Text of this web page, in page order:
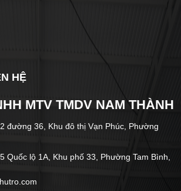
HỆ
MTV TMDV NAM THÀNH
đường 36, Khu đô thị Vạn Phúc, Phường
Quốc lộ 1A, Khu phố 33, Phường Tam Bình,